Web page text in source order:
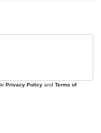
Privacy Policy and Terms of